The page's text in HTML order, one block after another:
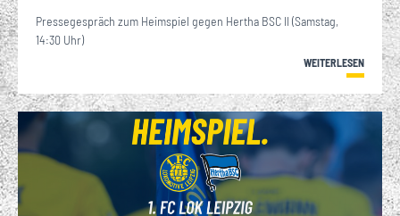
Pressegespräch zum Heimspiel gegen Hertha BSC II (Samstag,
14:30 Uhr)
WEITERLESEN